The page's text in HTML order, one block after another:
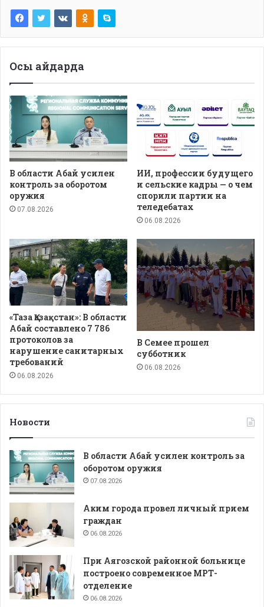
Осы айдарда
В области Абай усилен
контроль за оборотом
оружия
07.08.2026
ИИ, профессии будущего
и сельские кадры — о чем
спорили партии на
теледебатах
06.08.2026
«Таза Қазақстан»: В области
Абай составлено 7 786
протоколов за
нарушение санитарных
требований
06.08.2026
В Семее прошел
субботник
06.08.2026
Новости
В области Абай усилен контроль за
оборотом оружия
07.08.2026
Аким города провел личный прием
граждан
06.08.2026
При Аягозской районной больнице
построено современное МРТ-
отделение
06.08.2026